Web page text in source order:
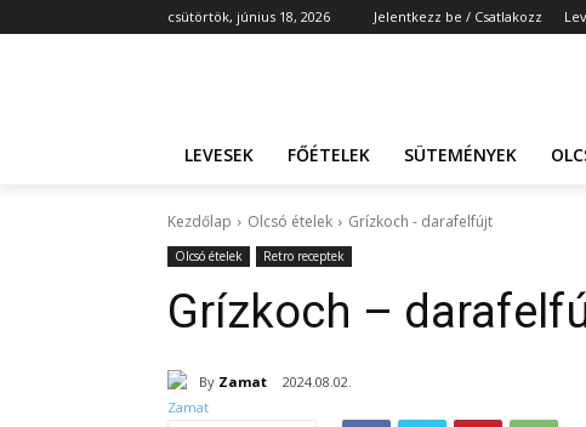
csütörtök, június 18, 2026 Jelentkezz be / Csatlakozz
LEVESEK FŐÉTELEK SÜTEMÉNYEK
Kezdőlap Olcsó ételek Grízkoch - darafelfújt
Olcsó ételek Retro receptek
Grízkoch –
By Zamat 2024.08.02.